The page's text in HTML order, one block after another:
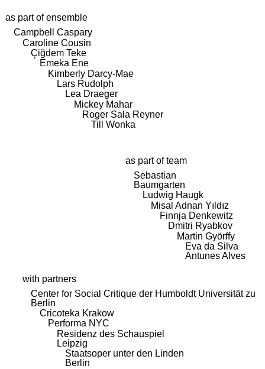
as part of ensemble
Campbell Caspary
Caroline Cousin
Çiğdem Teke
Emeka Ene
Kimberly Darcy-Mae
Lars Rudolph
Lea Draeger
Mickey Mahar
Roger Sala Reyner
Till Wonka
as part of team
Sebastian
Baumgarten
Ludwig Haugk
Misal Adnan Yıldız
Finnja Denkewitz
Dmitri Ryabkov
Martin Györffy
Eva da Silva
Antunes Alves
with partners
Center for Social Critique der Humboldt Universität zu
Berlin
Cricoteka Krakow
Performa NYC
Residenz des Schauspiel
Leipzig
Staatsoper unter den Linden
Berlin